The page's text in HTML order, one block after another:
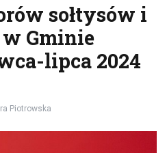
sołtysów i
w Gminie
lipca 2024
Piotrowska